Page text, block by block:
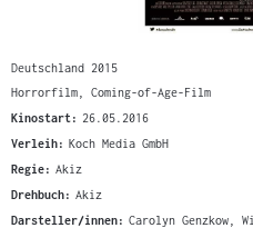
Deutschland 2015
Horrorfilm, Coming-of-Age-Film
Kinostart: 26.05.2016
Verleih: Koch Media GmbH
Regie: Akiz
Drehbuch: Akiz
Darsteller/innen: Carolyn Genzkow,